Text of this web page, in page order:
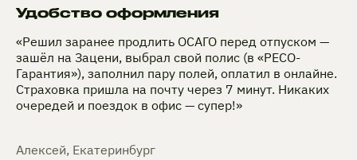
Удобство оформления
«Решил заранее продлить ОСАГО перед отпуском —
зашёл на Зацени, выбрал свой полис (в «РЕСО-
Гарантия»), заполнил пару полей, оплатил в онлайне.
Страховка пришла на почту через 7 минут. Никаких
очередей и поездок в офис — супер!»
Алексей, Екатеринбург